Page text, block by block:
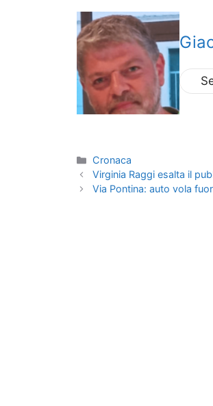
Categorie
Cronaca
Virginia Raggi esalta il
Via Pontina: auto vola